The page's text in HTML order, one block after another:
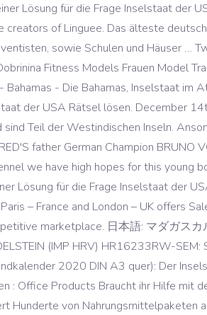
Lösung für die Frage Inselstaat der
of Linguee. Das älteste
sowie Schulen und Häuser …
Fitness Models Frauen Model
- Die Bahamas, Inselstaat im
der USA Rätsel lösen. December
Teil der Westindischen Inseln.
father German Champion BRUNO
we have high hopes for this young
Lösung für die Frage Inselstaat der
– France and London – UK offers
marketplace. 日本語: マダガス
(IMP HRV) HR16233RW-SEM:
2020 DIN A3 quer): Der
: Office Products Braucht ihr Hilfe mit
Hunderte von Nahrungsmittelpaketen